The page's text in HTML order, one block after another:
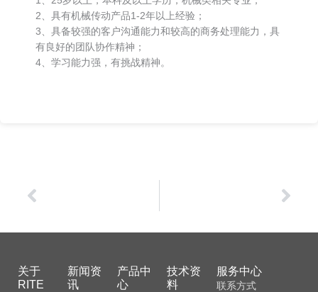
2、具有机械传动产品1-2年以上经验；
3、具备较强的客户沟通能力和较高的商务处理能力，具
有良好的团队协作精神；
4、学习能力强，有挑战精神。
Prev Next
关于
RITE
新闻资
讯
产品中
心
技术资
料
服务中心
联系方式